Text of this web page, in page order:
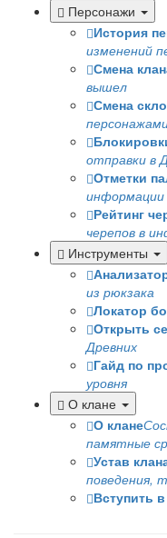
Персонажи
История
изменений
Смена
вышел
Смена
отправки в
Отметки
информации
Рейтинг
черепов в
Инструменты
из рюкзака
Локатор
Открыть
Древних
Гайд по
уровня
О клане
О клане
памятные
Устав
Вступить